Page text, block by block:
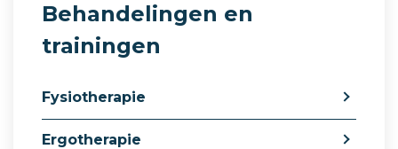
Behandelingen en
trainingen
Fysiotherapie
Ergotherapie